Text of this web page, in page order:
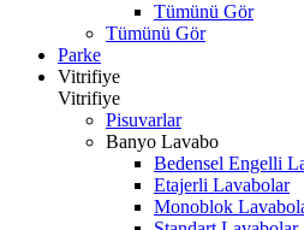
Tümünü Gör
Tümünü Gör
Parke
Vitrifiye
Vitrifiye
Pisuvarlar
Banyo Lavabo
Bedensel Engelli
Etajerli Lavabolar
Monoblok